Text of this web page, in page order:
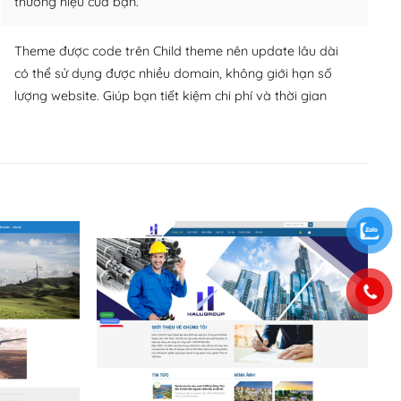
Theme được code trên Child theme nên update lâu dài
có thể sử dụng được nhiều domain, không giới hạn số
lượng website. Giúp bạn tiết kiệm chi phí và thời gian